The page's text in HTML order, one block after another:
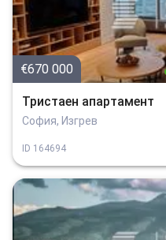
€670 000
Тристаен апартамент
София, Изгрев
ID 164694